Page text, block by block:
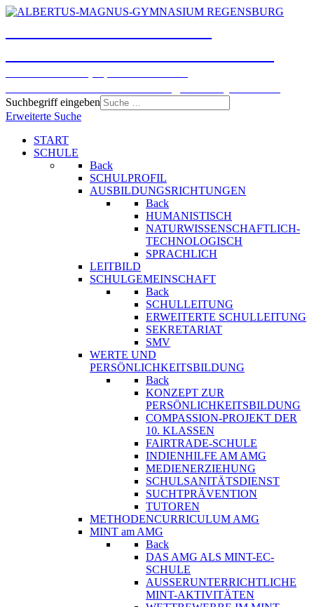
Suchbegriff eingeben
Erweiterte Suche
START
SCHULE
Back
SCHULPROFIL
AUSBILDUNGSRICHTUNGEN
Back
HUMANISTISCH
NATURWISSENSCHAFTLICH-
TECHNOLOGISCH
SPRACHLICH
LEITBILD
SCHULGEMEINSCHAFT
Back
SCHULLEITUNG
ERWEITERTE SCHULLEITUNG
SEKRETARIAT
SMV
WERTE UND
PERSÖNLICHKEITSBILDUNG
Back
KONZEPT ZUR
PERSÖNLICHKEITSBILDUNG
COMPASSION-PROJEKT DER
10. KLASSEN
FAIRTRADE-SCHULE
INDIENHILFE AM AMG
MEDIENERZIEHUNG
SCHULSANITÄTSDIENST
SUCHTPRÄVENTION
TUTOREN
METHODENCURRICULUM AMG
MINT am AMG
Back
DAS AMG ALS MINT-EC-
SCHULE
AUSSERUNTERRICHTLICHE
MINT-AKTIVITÄTEN